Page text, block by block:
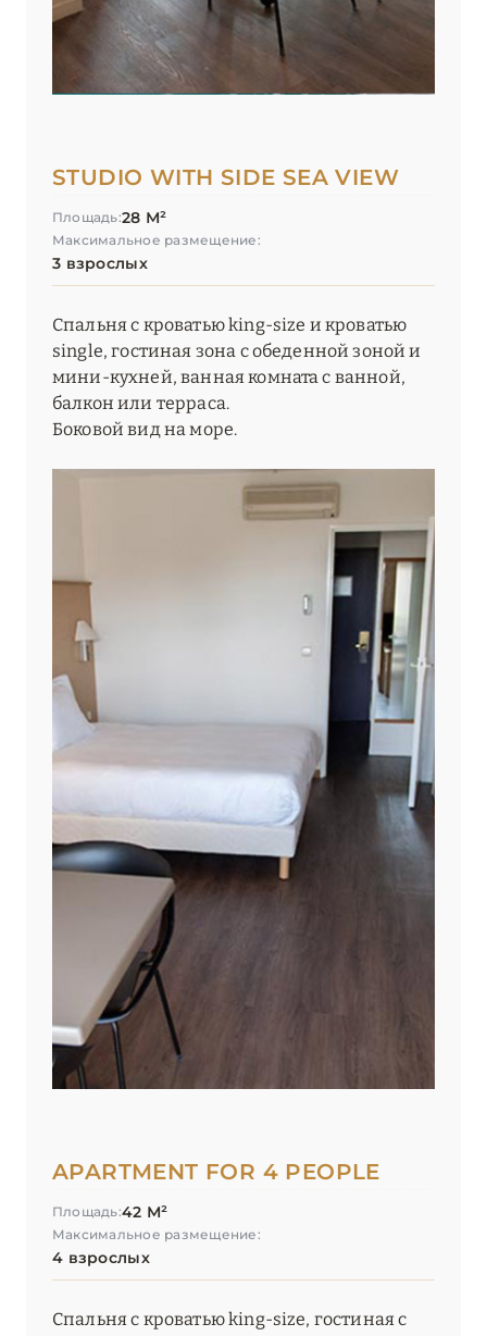
STUDIO WITH SIDE SEA VIEW
Площадь:28 М²
Максимальное размещение:
3 взрослых
Спальня с кроватью king-size и кроватью
single, гостиная зона с обеденной зоной и
мини-кухней, ванная комната с ванной,
балкон или терраса.
Боковой вид на море.
APARTMENT FOR 4 PEOPLE
Площадь:42 М²
Максимальное размещение:
4 взрослых
Спальня с кроватью king-size, гостиная с